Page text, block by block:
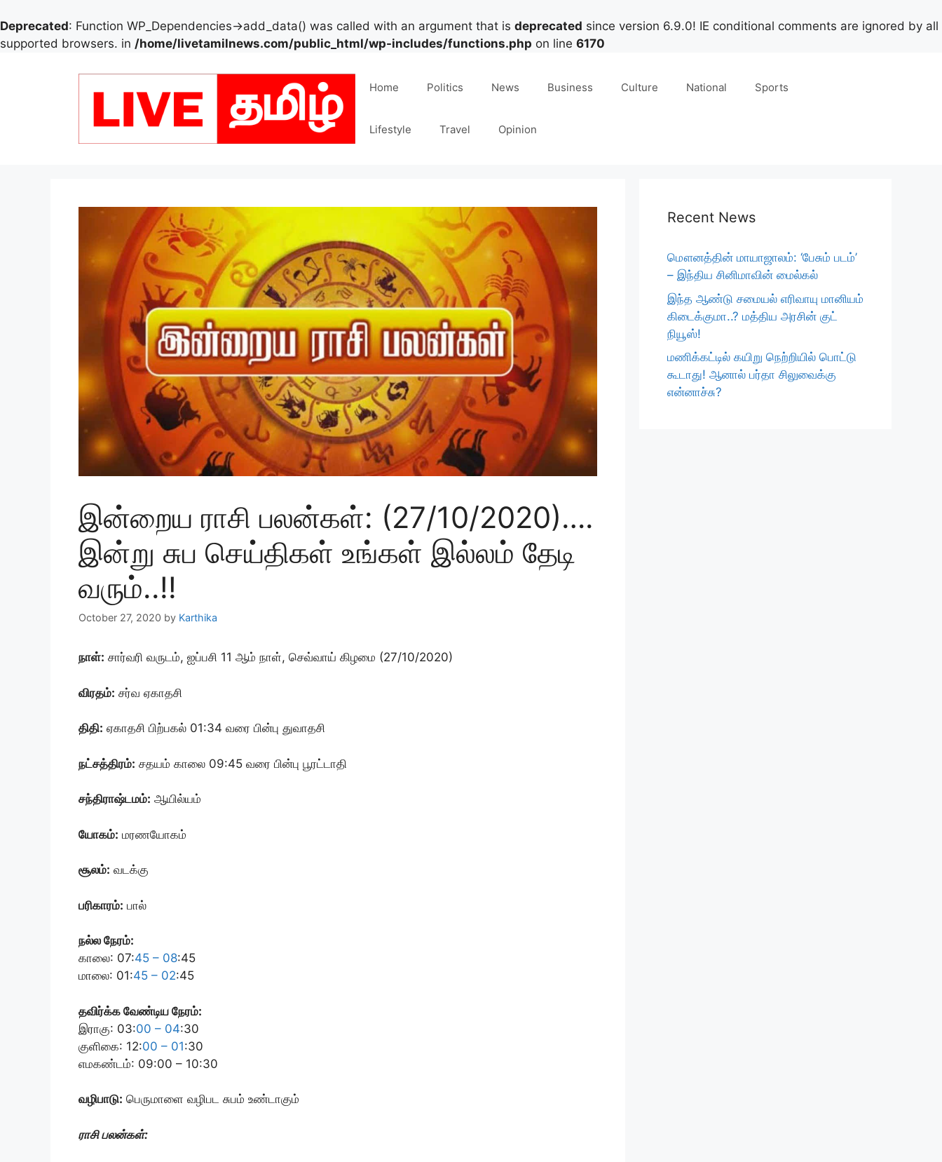
Deprecated: Function WP_Dependencies->add_data() was called with an argument that is deprecated since version 6.9.0! IE conditional comments are ignored by all
supported browsers. in /home/livetamilnews.com/public_html/wp-includes/functions.php on line 6170
Home Politics News Business Culture National Sports
Lifestyle Travel Opinion
இன்றைய ராசி பலன்கள்: (27/10/2020)….
இன்று சுப செய்திகள் உங்கள் இல்லம் தேடி
வரும்..!!
October 27, 2020 by Karthika
நாள்: சார்வரி வருடம், ஐப்பசி 11 ஆம் நாள், செவ்வாய் கிழமை (27/10/2020)
விரதம்: சர்வ ஏகாதசி
திதி: ஏகாதசி பிற்பகல் 01:34 வரை பின்பு துவாதசி
நட்சத்திரம்: சதயம் காலை 09:45 வரை பின்பு பூரட்டாதி
சந்திராஷ்டமம்: ஆயில்யம்
யோகம்: மரணயோகம்
சூலம்: வடக்கு
பரிகாரம்: பால்
நல்ல நேரம்:
காலை: 07:45 – 08:45
மாலை: 01:45 – 02:45
தவிர்க்க வேண்டிய நேரம்:
இராகு: 03:00 – 04:30
குளிகை: 12:00 – 01:30
எமகண்டம்: 09:00 – 10:30
வழிபாடு: பெருமாளை வழிபட சுபம் உண்டாகும்
ராசி பலன்கள்:
Recent News
மௌனத்தின் மாயாஜாலம்: ‘பேசும் படம்’
– இந்திய சினிமாவின் மைல்கல்
இந்த ஆண்டு சமையல் எரிவாயு மானியம்
கிடைக்குமா..? மத்திய அரசின் குட்
நியூஸ்!
மணிக்கட்டில் கயிறு நெற்றியில் பொட்டு
கூடாது! ஆனால் பர்தா சிலுவைக்கு
என்னாச்சு?